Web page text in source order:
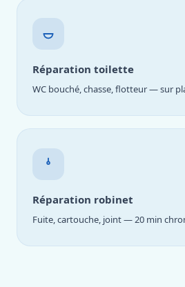
Réparation toilette
WC bouché, chasse, flotteur — sur
Réparation robinet
Fuite, cartouche, joint — 20 min